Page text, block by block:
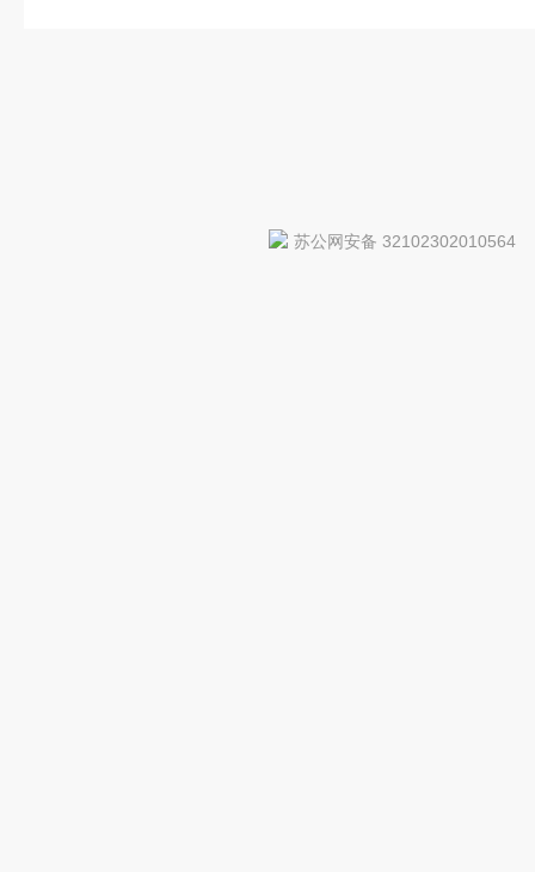
苏公网安备 32102302010564